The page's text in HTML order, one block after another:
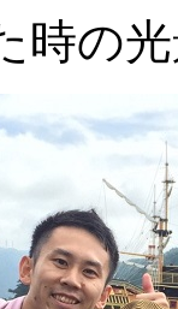
時の